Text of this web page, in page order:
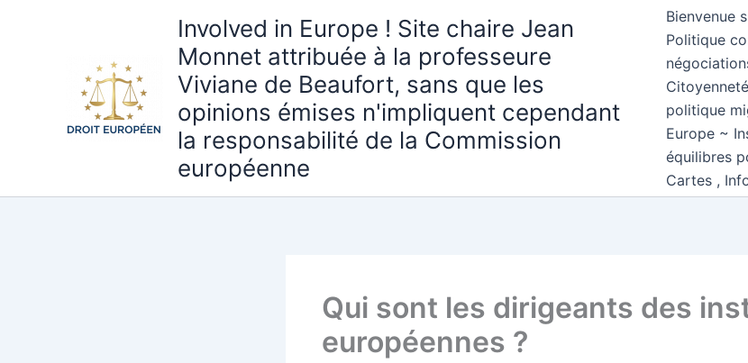
Involved in Europe ! Site chaire Jean
Monnet attribuée à la professeure
Viviane de Beaufort, sans que les
opinions émises n'impliquent cependant
la responsabilité de la Commission
européenne
Bienvenue
Politique
politique
Europe ~
équilibres
Cartes ,
Qui sont les dirigeants des
européennes ?